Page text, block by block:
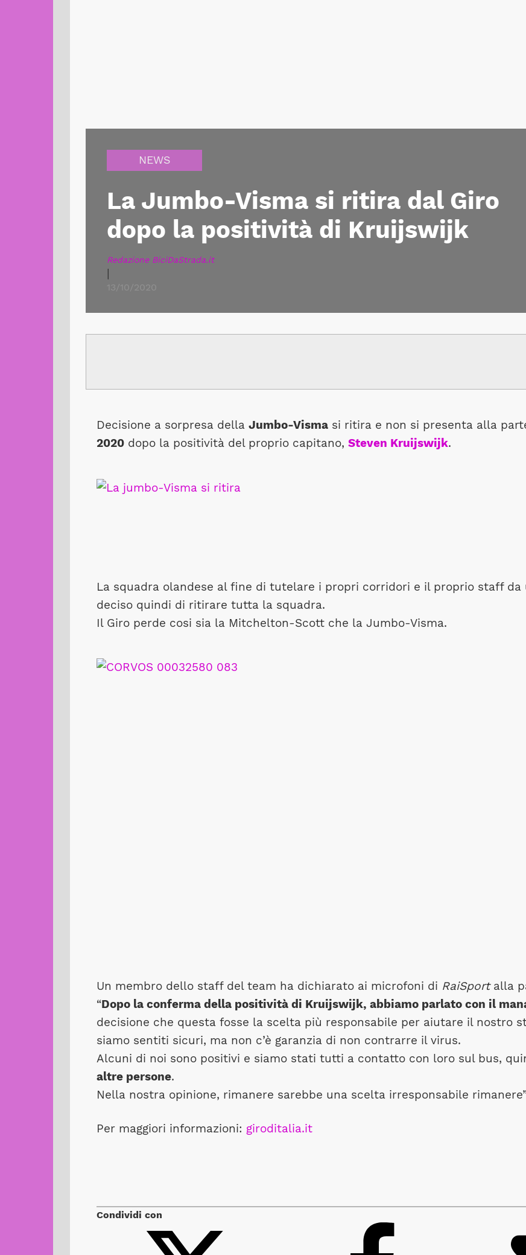
NEWS
La Jumbo-Visma si ritira dal Giro
dopo la positività di Kruijswijk
Redazione BiciDaStrada.it
|
13/10/2020
Decisione a sorpresa della Jumbo-Vismasi ritira e non si presenta alla
2020dopo la positività del proprio capitano, Steven Kruijswijk.
La squadra olandese al fine di tutelare i propri corridori e il proprio staff da
deciso quindi di ritirare tutta la squadra.
Il Giro perde cosi sia la Mitchelton-Scott che la Jumbo-Visma.
Un membro dello staff del team ha dichiarato ai microfoni di RaiSportalla
“Dopo la conferma della positività di Kruijswijk, abbiamo parlato con il
decisione che questa fosse la scelta più responsabile per aiutare il nostro
siamo sentiti sicuri, ma non c’è garanzia di non contrarre il virus.
Alcuni di noi sono positivi e siamo stati tutti a contatto con loro sul bus,
altre persone.
Nella nostra opinione, rimanere sarebbe una scelta irresponsabile
Per maggiori informazioni: giroditalia.it
Condividi con